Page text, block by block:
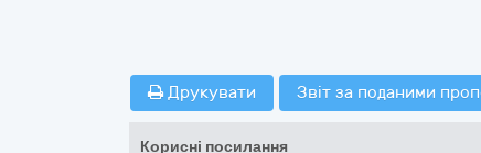
Друкувати Звіт за поданими
Корисні посилання